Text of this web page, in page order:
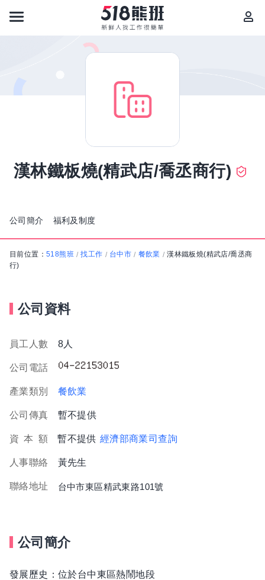
漢林鐵板燒(精武店/喬丞商行)
公司簡介 福利及制度
目前位置： 518熊班 / 找工作 / 台中市 / 餐飲業 / 漢林鐵板燒(精武店/喬丞商
行)
公司資料
員工人數 8人
公司電話
產業類別 餐飲業
公司傳真 暫不提供
資 本 額 暫不提供 經濟部商業司查詢
人事聯絡 黃先生
聯絡地址 台中市東區精武東路101號
公司簡介
發展歷史：位於台中東區熱鬧地段